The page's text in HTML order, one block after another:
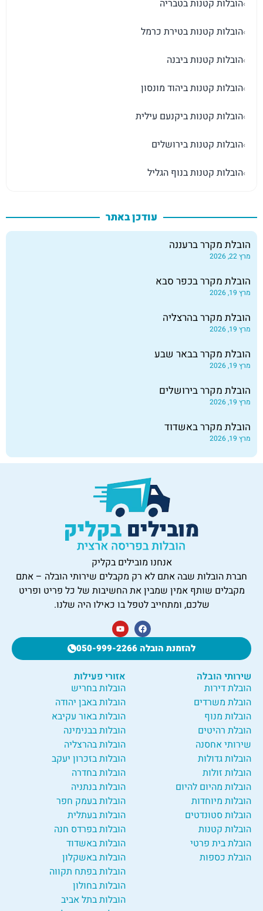
›הובלות קטנות בטבריה
›הובלות קטנות בטירת כרמל
›הובלות קטנות ביבנה
›הובלות קטנות ביהוד מונסון
›הובלות קטנות ביקנעם עילית
›הובלות קטנות בירושלים
›הובלות קטנות בנוף הגליל
עודכן באתר
הובלת מקרר ברעננה
מרץ 22, 2026
הובלת מקרר בכפר סבא
מרץ 19, 2026
הובלת מקרר בהרצליה
מרץ 19, 2026
הובלת מקרר בבאר שבע
מרץ 19, 2026
הובלת מקרר בירושלים
מרץ 19, 2026
הובלת מקרר באשדוד
מרץ 19, 2026
אנחנו מובילים בקליק
חברת הובלות שבה אתם לא רק מקבלים שירותי הובלה – אתם
מקבלים שותף אמין שמבין את החשיבות של כל פריט ופריט
שלכם, ומתחייב לטפל בו כאילו היה שלנו.
להזמנת הובלה 050-999-2266
שירותי הובלה
הובלת דירות
הובלת משרדים
הובלות מנוף
הובלת רהיטים
שירותי אחסנה
הובלות גדולות
הובלות זולות
הובלות מהיום להיום
הובלות מיוחדות
הובלות סטונדטים
הובלות קטנות
הובלת בית פרטי
הובלת כספות
אזורי פעילות
הובלות בחריש
הובלות באבן יהודה
הובלות באור עקיבא
הובלות בבנימינה
הובלות בהרצליה
הובלות בזכרון יעקב
הובלות בחדרה
הובלות בנתניה
הובלות בעמק חפר
הובלות בעתלית
הובלות בפרדס חנה
הובלות באשדוד
הובלות באשקלון
הובלות בפתח תקווה
הובלות בחולון
הובלות בתל אביב